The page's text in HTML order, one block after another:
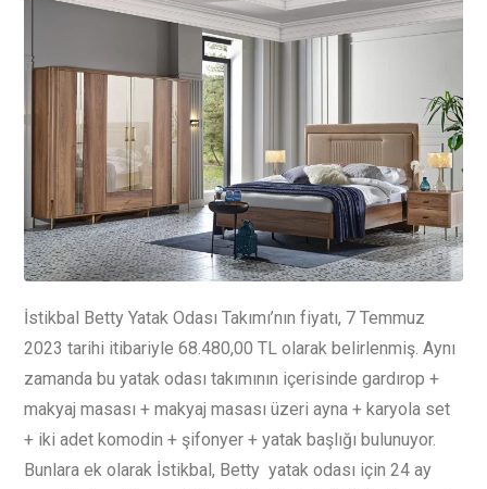
İstikbal Betty Yatak Odası Takımı’nın fiyatı, 7 Temmuz
2023 tarihi itibariyle 68.480,00 TL olarak belirlenmiş. Aynı
zamanda bu yatak odası takımının içerisinde gardırop +
makyaj masası + makyaj masası üzeri ayna + karyola set
+ iki adet komodin + şifonyer + yatak başlığı bulunuyor.
Bunlara ek olarak İstikbal, Betty yatak odası için 24 ay